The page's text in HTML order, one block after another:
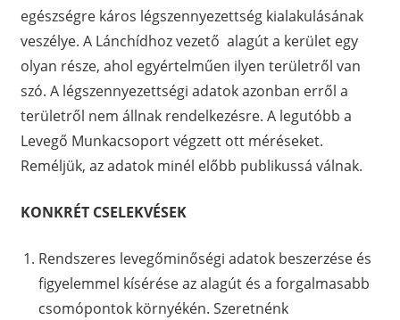
egészségre káros légszennyezettség kialakulásának
veszélye. A Lánchídhoz vezető alagút a kerület egy
olyan része, ahol egyértelműen ilyen területről van
szó. A légszennyezettségi adatok azonban erről a
területről nem állnak rendelkezésre. A legutóbb a
Levegő Munkacsoport végzett ott méréseket.
Reméljük, az adatok minél előbb publikussá válnak.
KONKRÉT CSELEKVÉSEK
Rendszeres levegőminőségi adatok beszerzése és
figyelemmel kísérése az alagút és a forgalmasabb
csomópontok környékén. Szeretnénk